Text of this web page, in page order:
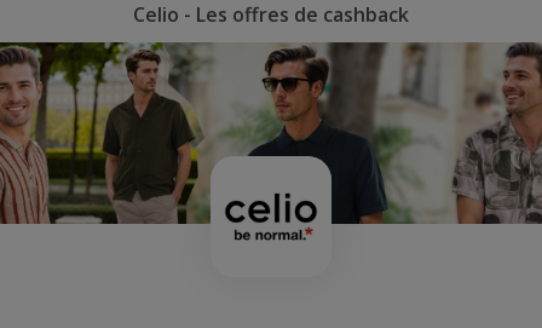
Celio - Les offres de cashback